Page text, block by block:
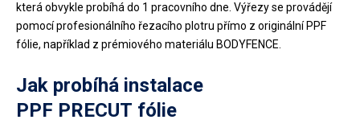
která obvykle probíhá do 1 pracovního dne. Výřezy se provádějí
pomocí profesionálního řezacího plotru přímo z originální PPF
fólie, například z prémiového materiálu BODYFENCE.
Jak probíhá instalace
PPF PRECUT fólie